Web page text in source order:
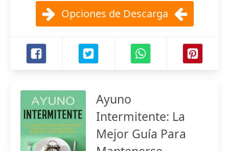
Opciones de Descarga
Ayuno
Intermitente: La
Mejor Guía Para